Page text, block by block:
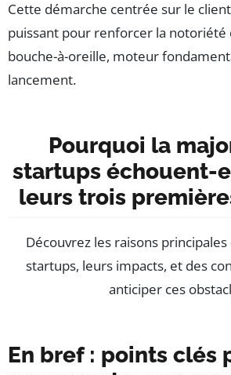
Cette démarche centrée sur le
puissant pour renforcer la notoriété
bouche-à-oreille, moteur
lancement.
Pourquoi la
startups échouent-
leurs trois
Découvrez les raisons
startups, leurs impacts, et des
anticiper ces
En bref : points clés